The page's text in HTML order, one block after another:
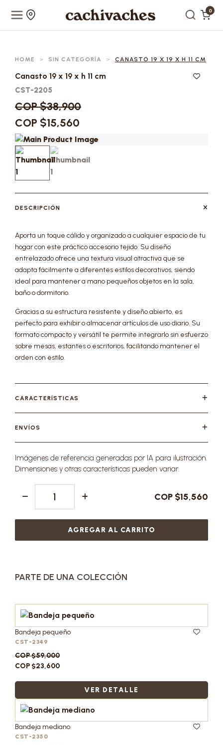
0
HOME > SIN CATEGORÍA > CANASTO 19 X 19 X H 11 CM
Canasto 19 x 19 x h 11 cm
CST-2205
COP $38,900
COP $15,560
DESCRIPCIÓN
Aporta un toque cálido y organizado a cualquier espacio de tu
hogar con este práctico accesorio tejido. Su diseño
entrelazado ofrece una textura visual atractiva que se
adapta fácilmente a diferentes estilos decorativos, siendo
ideal para mantener a mano pequeños objetos en la sala,
baño o dormitorio.
Gracias a su estructura resistente y diseño abierto, es
perfecto para exhibir o almacenar artículos de uso diario. Su
formato compacto y versátil te permite integrarlo sin esfuerzo
sobre mesas, estantes o escritorios, facilitando mantener el
orden con estilo.
CARACTERÍSTICAS
ENVÍOS
Imágenes de referencia generadas por IA para ilustración.
Dimensiones y otras características pueden variar.
COP $15,560
AGREGAR AL CARRITO
PARTE DE UNA COLECCIÓN
Bandeja pequeño
CST-2349
COP $59,000
COP $23,600
VER DETALLE
Bandeja mediano
CST-2350